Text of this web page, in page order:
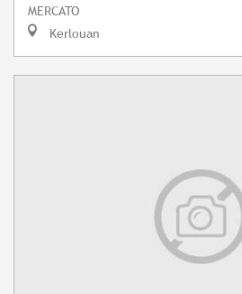
MERCATO
Kerlouan